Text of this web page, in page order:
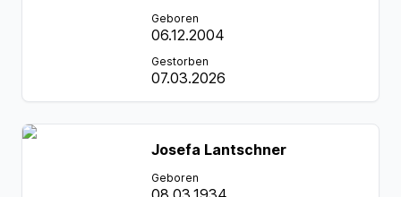
Geboren
06.12.2004
Gestorben
07.03.2026
Josefa Lantschner
Geboren